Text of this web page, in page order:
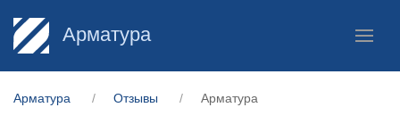
Арматура
Арматура Отзывы Арматура